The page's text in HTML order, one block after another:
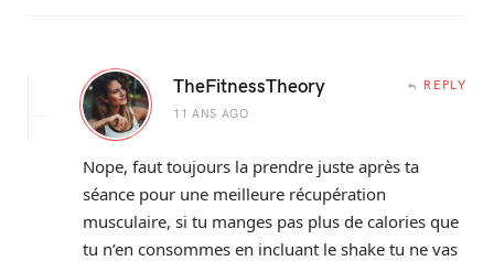
TheFitnessTheory
11 ANS AGO
REPLY
Nope, faut toujours la prendre juste après ta
séance pour une meilleure récupération
musculaire, si tu manges pas plus de calories que
tu n’en consommes en incluant le shake tu ne vas